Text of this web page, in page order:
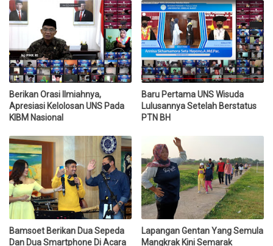
Berikan Orasi Ilmiahnya,
Apresiasi Kelolosan UNS Pada
KIBM Nasional
Baru Pertama UNS Wisuda
Lulusannya Setelah Berstatus
PTN BH
Bamsoet Berikan Dua Sepeda
Dan Dua Smartphone Di Acara
Lapangan Gentan Yang Semula
Mangkrak Kini Semarak